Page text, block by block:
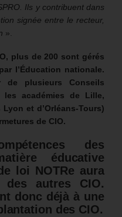
Ils y contribuent dans
signée entre le recteur,
».
plus de 200 sont gérés
l’Éducation nationale.
de plusieurs Conseils
les académies de Lille,
et d’Orléans-Tours)
de CIO.
des
éducative
loi NOTRe aura
des autres CIO.
donc déjà à une
des CIO.